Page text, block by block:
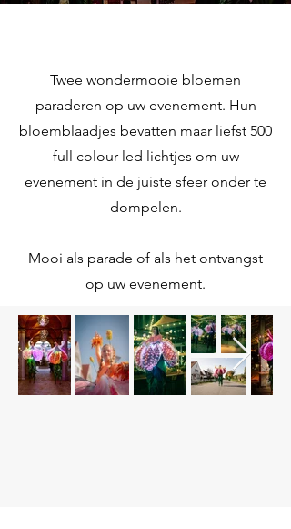
Twee wondermooie bloemen
paraderen op uw evenement. Hun
bloemblaadjes bevatten maar liefst 500
full colour led lichtjes om uw
evenement in de juiste sfeer onder te
dompelen.
Mooi als parade of als het ontvangst
op uw evenement.